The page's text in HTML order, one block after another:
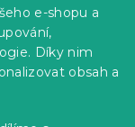
e-shopu a
Díky nim
obsah a